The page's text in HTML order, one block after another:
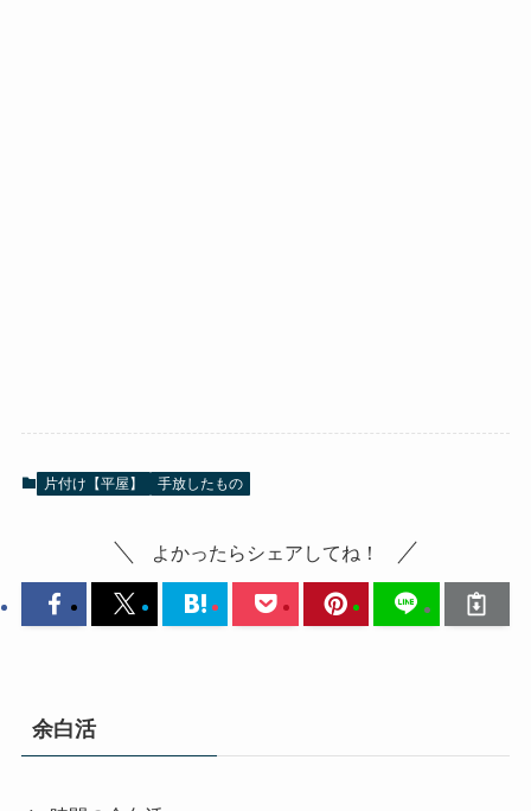
片付け【平屋】 手放したもの
よかったらシェアしてね！
余白活